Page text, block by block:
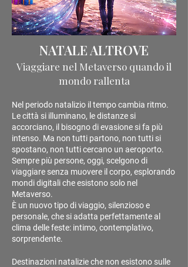
NATALE ALTROVE
Viaggiare nel Metaverso quando il
mondo rallenta
Nel periodo natalizio il tempo cambia ritmo.
Le città si illuminano, le distanze si
accorciano, il bisogno di evasione si fa più
intenso. Ma non tutti partono, non tutti si
spostano, non tutti cercano un aeroporto.
Sempre più persone, oggi, scelgono di
viaggiare senza muovere il corpo, esplorando
mondi digitali che esistono solo nel
Metaverso.
È un nuovo tipo di viaggio, silenzioso e
personale, che si adatta perfettamente al
clima delle feste: intimo, contemplativo,
sorprendente.
Destinazioni natalizie che non esistono sulle